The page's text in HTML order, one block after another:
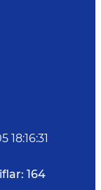
18:16:31
164